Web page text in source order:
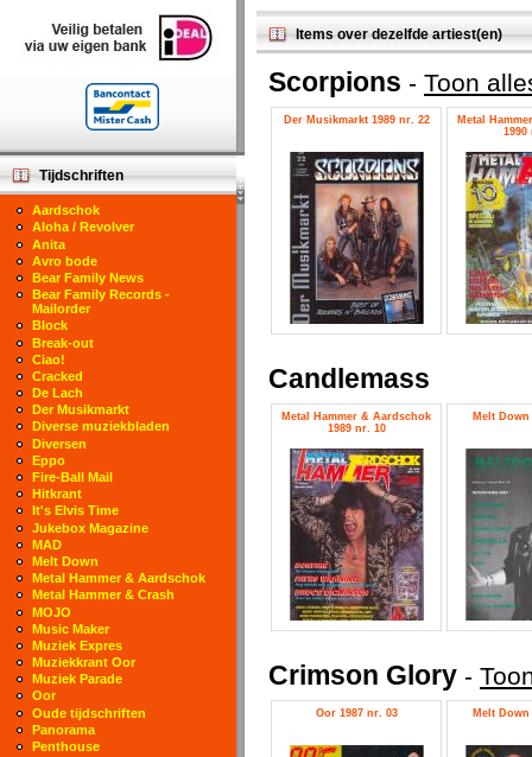
Items over dezelfde artiest(en)
Scorpions - Toon
Der Musikmarkt 1989 nr. 22
Metal
1990
Candlemass
Metal Hammer & Aardschok
1989 nr. 10
Melt Down
Crimson Glory -
Oor 1987 nr. 03 Melt Down
Tijdschriften
Aardschok
Aloha / Revolver
Anita
Avro bode
Bear Family News
Bear Family Records -
Mailorder
Block
Break-out
Ciao!
Cracked
De Lach
Der Musikmarkt
Diverse muziekbladen
Diversen
Eppo
Fire-Ball Mail
Hitkrant
It's Elvis Time
Jukebox Magazine
MAD
Melt Down
Metal Hammer & Aardschok
Metal Hammer & Crash
MOJO
Music Maker
Muziek Expres
Muziekkrant Oor
Muziek Parade
Oor
Oude tijdschriften
Panorama
Penthouse